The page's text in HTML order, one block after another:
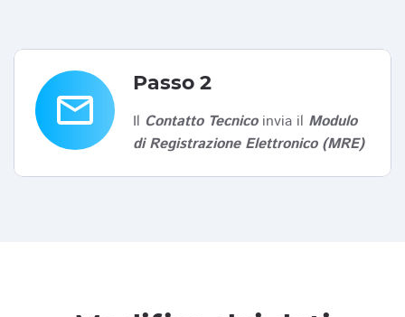
email
Passo 2
Il Contatto Tecnicoinvia il Modulo
di Registrazione Elettronico (MRE)